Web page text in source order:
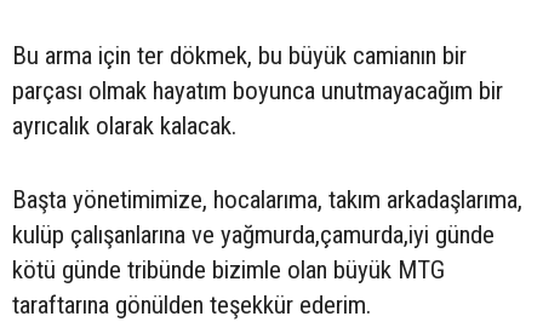
Bu arma için ter dökmek, bu büyük camianın bir
parçası olmak hayatım boyunca unutmayacağım bir
ayrıcalık olarak kalacak.
Başta yönetimimize, hocalarıma, takım arkadaşlarıma,
kulüp çalışanlarına ve yağmurda,çamurda,iyi günde
kötü günde tribünde bizimle olan büyük MTG
taraftarına gönülden teşekkür ederim.